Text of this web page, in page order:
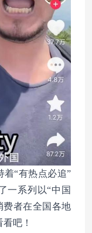
着“有热点必追”
一系列以“中国
费者在全国各地
吧！